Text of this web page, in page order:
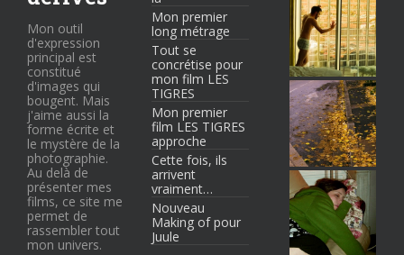
Mon outil
d'expression
principal est
constitué
d'images qui
bougent. Mais
j'aime aussi la
forme écrite et
le mystère de la
photographie.
Au delà de
présenter mes
films, ce site me
permet de
rassembler tout
mon univers.
Mon premier
long métrage
Tout se
concrétise pour
mon film LES
TIGRES
Mon premier
film LES TIGRES
approche
Cette fois, ils
arrivent
vraiment…
Nouveau
Making of pour
Juule